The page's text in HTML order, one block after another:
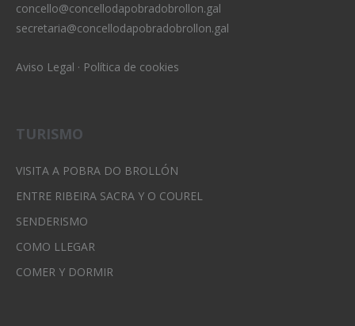
concello@concellodapobradobrollon.gal
secretaria@concellodapobradobrollon.gal
Aviso Legal · Política de cookies
TURISMO
VISITA A POBRA DO BROLLÓN
ENTRE RIBEIRA SACRA Y O COUREL
SENDERISMO
COMO LLEGAR
COMER Y DORMIR